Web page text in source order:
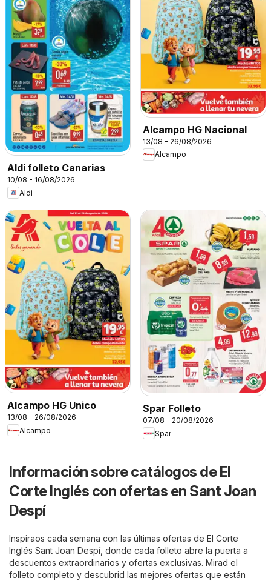
Aldi folleto Canarias
10/08 - 16/08/2026
Aldi
Alcampo HG Nacional
13/08 - 26/08/2026
Alcampo
Alcampo HG Unico
13/08 - 26/08/2026
Alcampo
Spar Folleto
07/08 - 20/08/2026
Spar
Información sobre catálogos de El
Corte Inglés con ofertas en Sant Joan
Despí
Inspiraos cada semana con las últimas ofertas de El Corte
Inglés Sant Joan Despí, donde cada folleto abre la puerta a
descuentos extraordinarios y ofertas exclusivas. Mirad el
folleto completo y descubrid las mejores ofertas que están